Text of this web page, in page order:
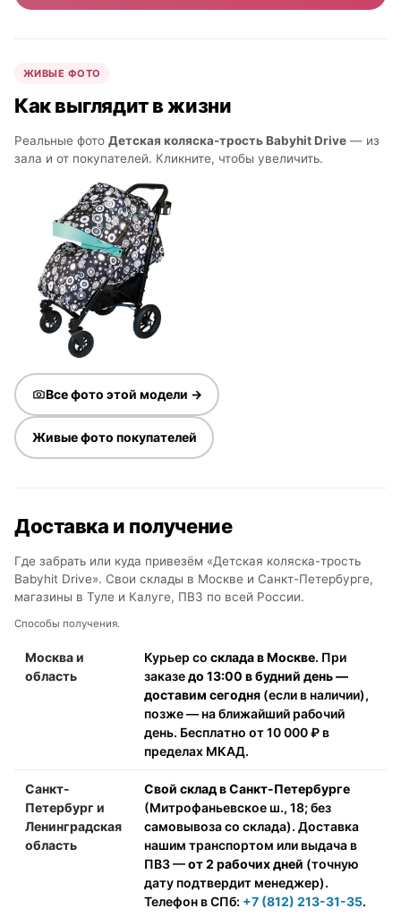
ЖИВЫЕ ФОТО
Как выглядит в жизни
Реальные фото Детская коляска-трость Babyhit Drive — из
зала и от покупателей. Кликните, чтобы увеличить.
Все фото этой модели →
Живые фото покупателей
Доставка и получение
Где забрать или куда привезём «Детская коляска-трость
Babyhit Drive». Свои склады в Москве и Санкт-Петербурге,
магазины в Туле и Калуге, ПВЗ по всей России.
Способы получения.
Москва и
область
Курьер со склада в Москве. При
заказедо 13:00 в будний день —
доставим сегодня (если в наличии),
позже — на ближайший рабочий
день. Бесплатно от 10 000 ₽ в
пределах МКАД.
Санкт-
Петербург и
Ленинградская
область
Свой склад в Санкт-Петербурге
(Митрофаньевское ш., 18; без
самовывоза со склада). Доставка
нашим транспортом или выдача в
ПВЗ —от 2 рабочих дней (точную
дату подтвердит менеджер).
Телефон в СПб: +7 (812) 213-31-35.